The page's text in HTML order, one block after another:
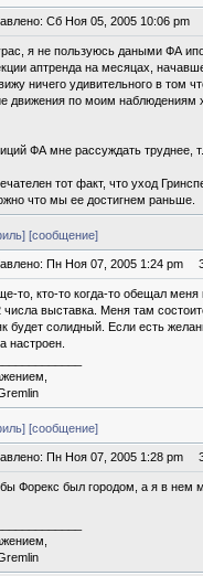
Сб Ноя 05, 2005 10:06 pm
я не пользуюсь даными ФА
аптренда на месяцах,
ничего удивительного в том
движения по моим наблюдениям
ФА мне рассуждать труднее,
тот факт, что уход
что мы ее достигнем раньше.
[сообщение]
Пн Ноя 07, 2005 1:24 pm
то, кто-то когда-то обещал меня
числа выставка. Меня там
будет солидный. Если есть
настроен.
[сообщение]
Пн Ноя 07, 2005 1:28 pm
Форекс был городом, а я в нем